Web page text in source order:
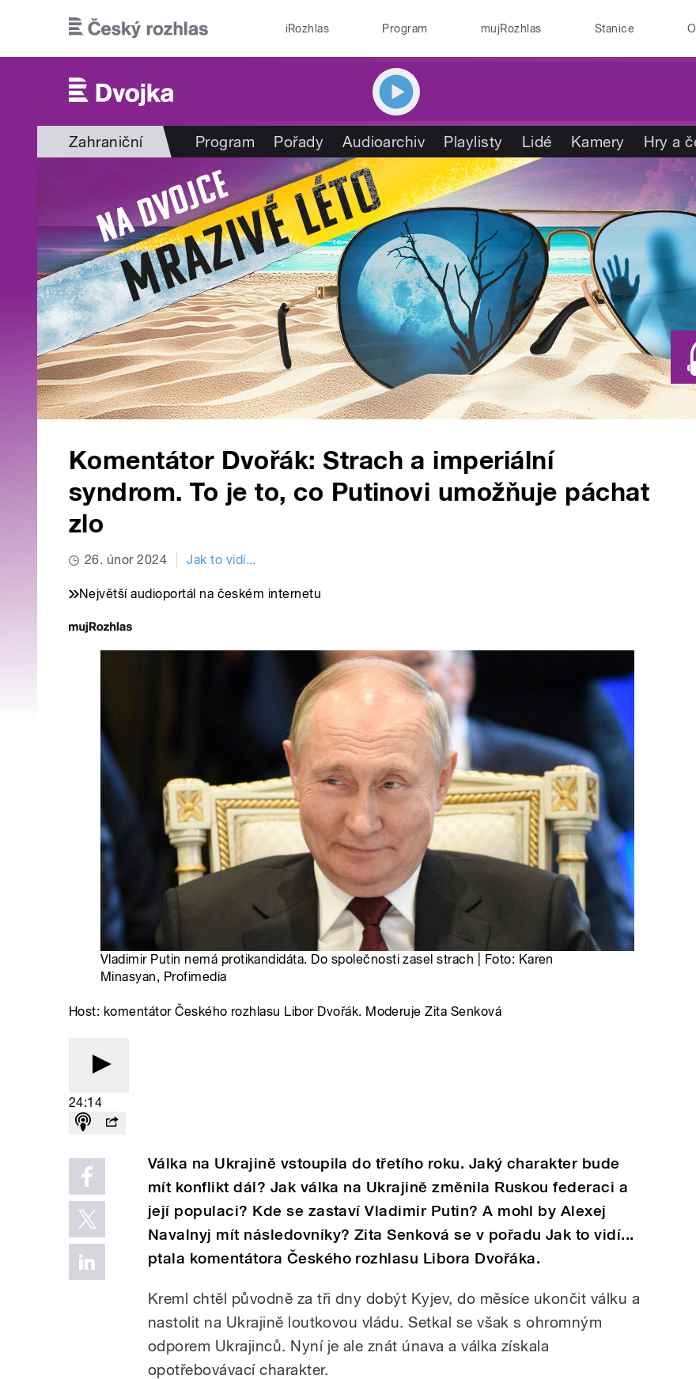
iRozhlas Program mujRozhlas Stanice
Zahraniční Program Pořady Audioarchiv Playlisty Lidé Kamery Hry a
Komentátor Dvořák: Strach a imperiální
syndrom. To je to, co Putinovi umožňuje páchat
zlo
26. únor 2024 Jak to vidí...
Největší audioportál na českém internetu
Vladimir Putin nemá protikandidáta. Do společnosti zasel strach | Foto: Karen
Minasyan, Profimedia
Host: komentátor Českého rozhlasu Libor Dvořák. Moderuje Zita Senková
24:14
Válka na Ukrajině vstoupila do třetího roku. Jaký charakter bude
mít konflikt dál? Jak válka na Ukrajině změnila Ruskou federaci a
její populaci? Kde se zastaví Vladimir Putin? A mohl by Alexej
Navalnyj mít následovníky? Zita Senková se v pořadu Jak to vidí...
ptala komentátora Českého rozhlasu Libora Dvořáka.
Kreml chtěl původně za tři dny dobýt Kyjev, do měsíce ukončit válku a
nastolit na Ukrajině loutkovou vládu. Setkal se však s ohromným
odporem Ukrajinců. Nyní je ale znát únava a válka získala
opotřebovávací charakter.